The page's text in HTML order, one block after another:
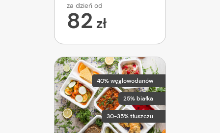
za dzień od
82 zł
40% węglowodanów
25% białka
30-35% tłuszczu